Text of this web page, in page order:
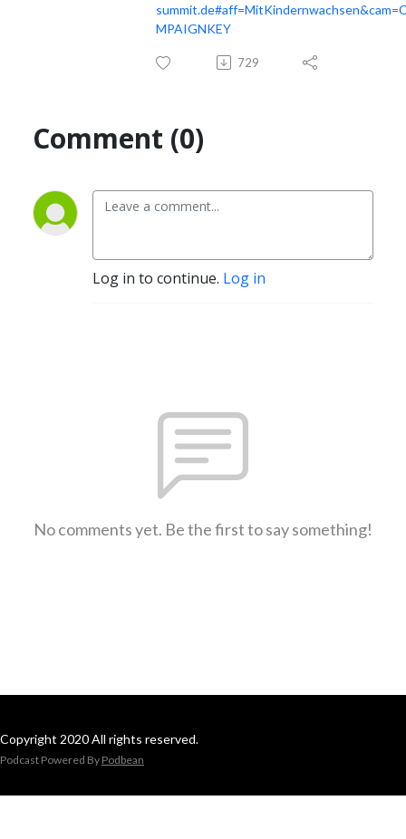
MPAIGNKEY
729
Comment (0)
Log in to continue. Log in
No comments yet. Be the first to say something!
Copyright 2020 All rights reserved.
Podcast Powered By Podbean